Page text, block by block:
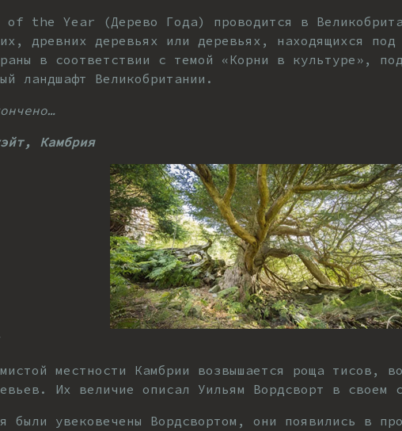
of the Year (Дерево Года) проводится в
древних деревьях или деревьях, находящихся
в соответствии с темой «Корни в культуре»,
ландшафт Великобритании.
Камбрия
местности Камбрии возвышается роща тисов,
Их величие описал Уильям Вордсворт в своем
были увековечены Вордсвортом, они появились в